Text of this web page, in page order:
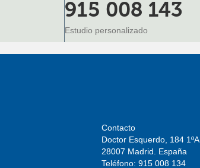
915 008 143
Estudio personalizado
Contacto
Doctor Esquerdo, 184 1ºA
28007 Madrid. España
Teléfono:915 008 134